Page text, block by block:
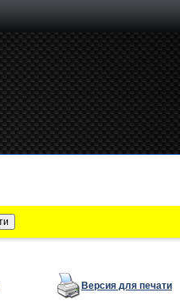
Версия для печати